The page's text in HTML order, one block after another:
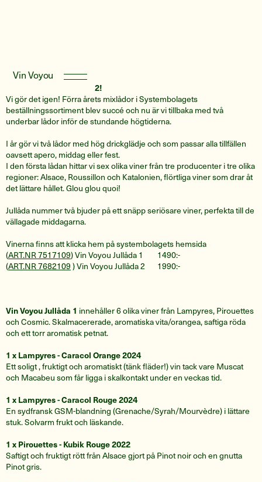
Vin Voyou
Vin Voyou Jullåda 1 och 2!
Vi gör det igen! Förra årets mixlådor i Systembolagets
beställningssortiment blev succé och nu är vi tillbaka med två
underbar lådor inför de stundande högtiderna.
I år gör vi två lådor med hög drickglädje och som passar alla tillfällen
oavsett apero, middag eller fest.
I den första lådan hittar vi sex olika viner från tre producenter i tre olika
regioner: Alsace, Roussillon och Katalonien, flörtliga viner som drar åt
det lättare hållet. Glou glou quoi!
Jullåda nummer två bjuder på ett snäpp seriösare viner, perfekta till de
vällagade middagarna.
Vinerna finns att klicka hem på systembolagets hemsida
(ART.NR 7517109) Vin Voyou Jullåda 1 1490:-
(ART.NR 7682109 ) Vin Voyou Jullåda 2 1990:-
Vin Voyou Jullåda 1 innehåller 6 olika viner från Lampyres, Pirouettes
och Cosmic. Skalmacererade, aromatiska vita/orangea, saftiga röda
och ett torr aromatisk petnat.
1 x Lampyres - Caracol Orange 2024
Ett soligt , fruktigt och aromatiskt (tänk fläder!) vin tack vare Muscat
och Macabeu som får ligga i skalkontakt under en veckas tid.
1 x Lampyres - Caracol Rouge 2024
En sydfransk GSM-blandning (Grenache/Syrah/Mourvèdre) i lättare
stuk. Solvarm frukt och läskande.
1 x Pirouettes - Kubik Rouge 2022
Saftigt och fruktigt rött från Alsace gjort på Pinot noir och en gnutta
Pinot gris.